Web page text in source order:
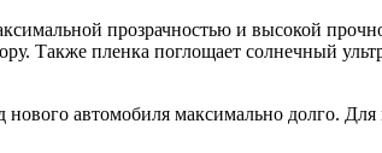
прозрачностью и высокой
Также пленка поглощает солнечный
нового автомобиля максимально долго.